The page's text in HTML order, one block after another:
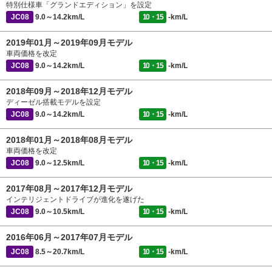
特別仕様車「グランドエディション」を設定
JC08
9.0～14.2km/L 10・15 -km/L
2019年01月～2019年09月モデル
車両価格を改定
JC08
9.0～14.2km/L 10・15 -km/L
2018年09月～2018年12月モデル
ディーゼル搭載モデルを設定
JC08
9.0～14.2km/L 10・15 -km/L
2018年01月～2018年08月モデル
車両価格を改定
JC08
9.0～12.5km/L 10・15 -km/L
2017年08月～2017年12月モデル
インテリジェントドライブが進化を遂げた
JC08
9.0～10.5km/L 10・15 -km/L
2016年06月～2017年07月モデル
JC08 8.5～20.7km/L 10・15 -km/L